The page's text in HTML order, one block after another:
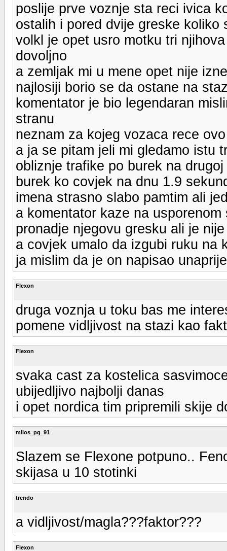
poslije prve voznje sta reci ivica
ostalih i pored dvije greske koliko
volkl je opet usro motku tri
dovoljno
a zemljak mi u mene opet nije
najlosiji borio se da ostane na
komentator je bio legendaran
stranu
neznam za kojeg vozaca rece
a ja se pitam jeli mi gledamo istu
obliznje trafike po burek na
burek ko covjek na dnu 1.9
imena strasno slabo pamtim ali
a komentator kaze na
pronadje njegovu gresku ali je
a covjek umalo da izgubi ruku na
ja mislim da je on napisao
Flexon
druga voznja u toku bas me
pomene vidljivost na stazi kao
Flexon
svaka cast za kostelica
ubijedljivo najbolji danas
i opet nordica tim pripremili skije
milos_pg_91
Slazem se Flexone potpuno..
skijasa u 10 stotinki
trendo
a vidljivost/magla???faktor???
Flexon